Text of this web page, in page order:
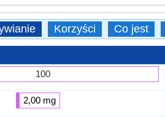
Korzyści Co jest
100
2,00 mg